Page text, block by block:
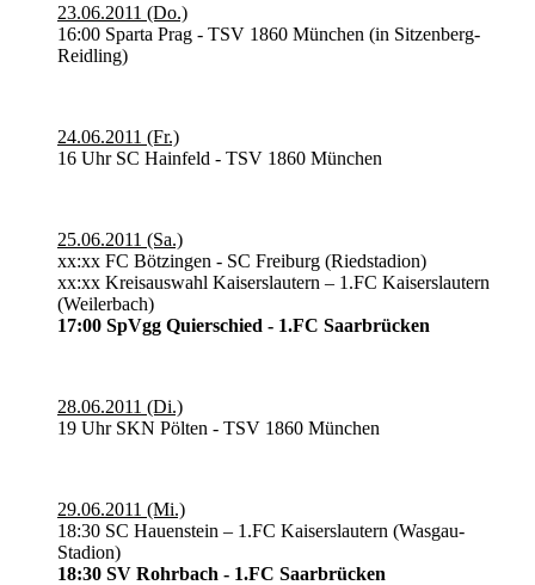
23.06.2011 (Do.)
16:00 Sparta Prag - TSV 1860 München (in Sitzenberg-
Reidling)
24.06.2011 (Fr.)
16 Uhr SC Hainfeld - TSV 1860 München
25.06.2011 (Sa.)
xx:xx FC Bötzingen - SC Freiburg (Riedstadion)
xx:xx Kreisauswahl Kaiserslautern – 1.FC Kaiserslautern
(Weilerbach)
17:00 SpVgg Quierschied - 1.FC Saarbrücken
28.06.2011 (Di.)
19 Uhr SKN Pölten - TSV 1860 München
29.06.2011 (Mi.)
18:30 SC Hauenstein – 1.FC Kaiserslautern (Wasgau-
Stadion)
18:30 SV Rohrbach - 1.FC Saarbrücken